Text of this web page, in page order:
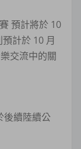
預計將於 10
計於 10 月
交流中的關
後續陸續公